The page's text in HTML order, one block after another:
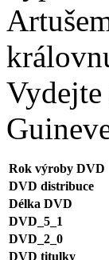
Vydejte
Rok výroby DVD
DVD distribuce
Délka DVD
DVD_5_1
DVD_2_0
DVD titulky